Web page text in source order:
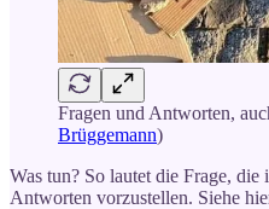
Fragen und Antworten,
Brüggemann)
Was tun? So lautet die Frage,
Antworten vorzustellen. Siehe